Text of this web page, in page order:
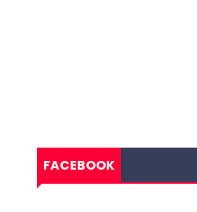
FACEBOOK